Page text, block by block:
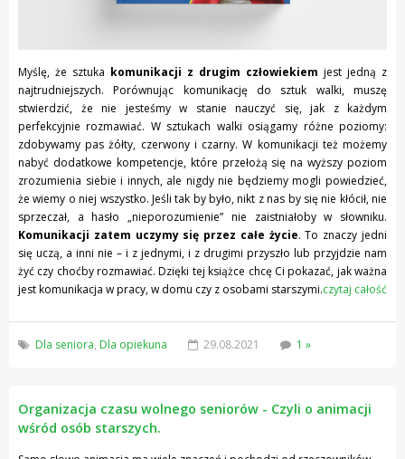
Myślę, że sztuka komunikacji z drugim człowiekiem jest jedną z
najtrudniejszych. Porównując komunikację do sztuk walki, muszę
stwierdzić, że nie jesteśmy w stanie nauczyć się, jak z każdym
perfekcyjnie rozmawiać. W sztukach walki osiągamy różne poziomy:
zdobywamy pas żółty, czerwony i czarny. W komunikacji też możemy
nabyć dodatkowe kompetencje, które przełożą się na wyższy poziom
zrozumienia siebie i innych, ale nigdy nie będziemy mogli powiedzieć,
że wiemy o niej wszystko. Jeśli tak by było, nikt z nas by się nie kłócił, nie
sprzeczał, a hasło „nieporozumienie” nie zaistniałoby w słowniku.
Komunikacji zatem uczymy się przez całe życie. To znaczy jedni
się uczą, a inni nie – i z jednymi, i z drugimi przyszło lub przyjdzie nam
żyć czy choćby rozmawiać. Dzięki tej książce chcę Ci pokazać, jak ważna
jest komunikacja w pracy, w domu czy z osobami starszymi.czytaj całość
Dla seniora, Dla opiekuna 29.08.2021 1 »
Organizacja czasu wolnego seniorów - Czyli o animacji
wśród osób starszych.